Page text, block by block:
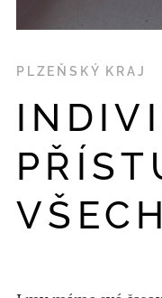
PLZEŇSKÝ KRAJ